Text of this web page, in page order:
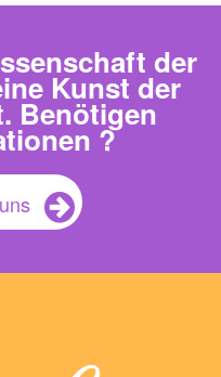
der
Kunst der
Benötigen
?